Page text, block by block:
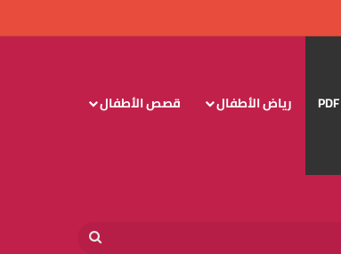
رياض الأطفال قصص الأطفال